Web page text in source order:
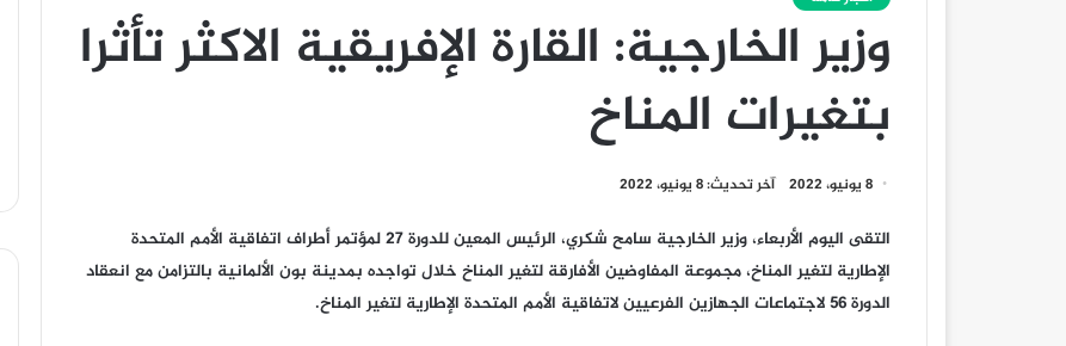
وزير الخارجية: القارة الإفريقية الاكثر تأثرا
بتغيرات المناخ
8 يونيو، 2022 آخر تحديث: 8 يونيو، 2022
التقى اليوم الأربعاء، وزير الخارجية سامح شكري، الرئيس المعين للدورة ٢٧ لمؤتمر أطراف اتفاقية الأمم المتحدة
الإطارية لتغير المناخ، مجموعة المفاوضين الأفارقة لتغير المناخ خلال تواجده بمدينة بون الألمانية بالتزامن مع انعقاد
الدورة ٥٦ لاجتماعات الجهازين الفرعيين لاتفاقية الأمم المتحدة الإطارية لتغير المناخ.